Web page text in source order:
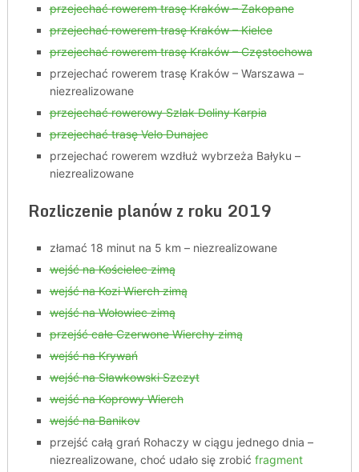
przejechać rowerem trasę Kraków – Zakopane
przejechać rowerem trasę Kraków – Kielce
przejechać rowerem trasę Kraków – Częstochowa
przejechać rowerem trasę Kraków – Warszawa –
niezrealizowane
przejechać rowerowy Szlak Doliny Karpia
przejechać trasę Velo Dunajec
przejechać rowerem wzdłuż wybrzeża Bałyku –
niezrealizowane
Rozliczenie planów z roku 2019
złamać 18 minut na 5 km – niezrealizowane
wejść na Kościelec zimą
wejść na Kozi Wierch zimą
wejść na Wołowiec zimą
przejść całe Czerwone Wierchy zimą
wejść na Krywań
wejść na Sławkowski Szczyt
wejść na Koprowy Wierch
wejść na Banikov
przejść całą grań Rohaczy w ciągu jednego dnia –
niezrealizowane, choć udało się zrobić fragment